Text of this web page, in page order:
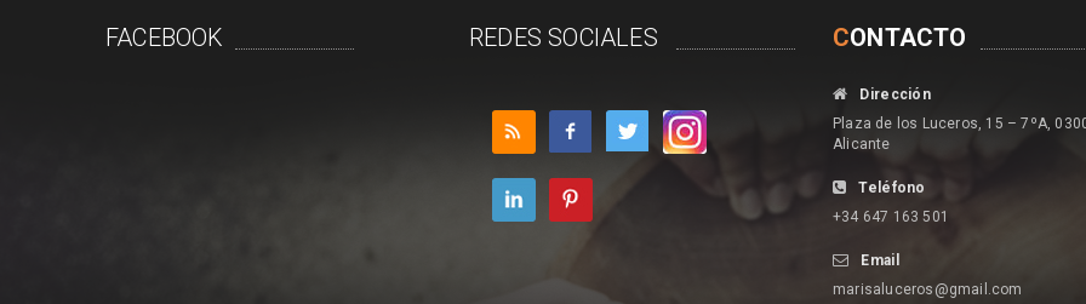
FACEBOOK REDES SOCIALES CONTACTO
Dirección
Plaza de los Luceros, 15 – 7ºA,
Alicante
Teléfono
+34 647 163 501
Email
marisaluceros@gmail.com